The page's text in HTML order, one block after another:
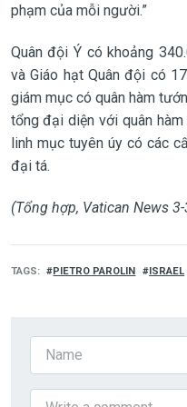
phạm của mỗi người.”
Quân đội Ý có khoảng
và Giáo hạt Quân đội có
giám mục có quân hàm
tổng đại diện với quân
linh mục tuyên úy có các
đại tá.
(Tổng hợp, Vatican News
TAGS PIETRO PAROLIN ISRAEL